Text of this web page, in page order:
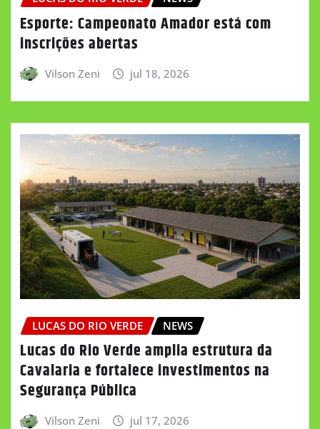
Esporte: Campeonato Amador está com
inscrições abertas
Vilson Zeni jul 18, 2026
LUCAS DO RIO VERDE NEWS
Lucas do Rio Verde amplia estrutura da
Cavalaria e fortalece investimentos na
Segurança Pública
Vilson Zeni jul 17, 2026